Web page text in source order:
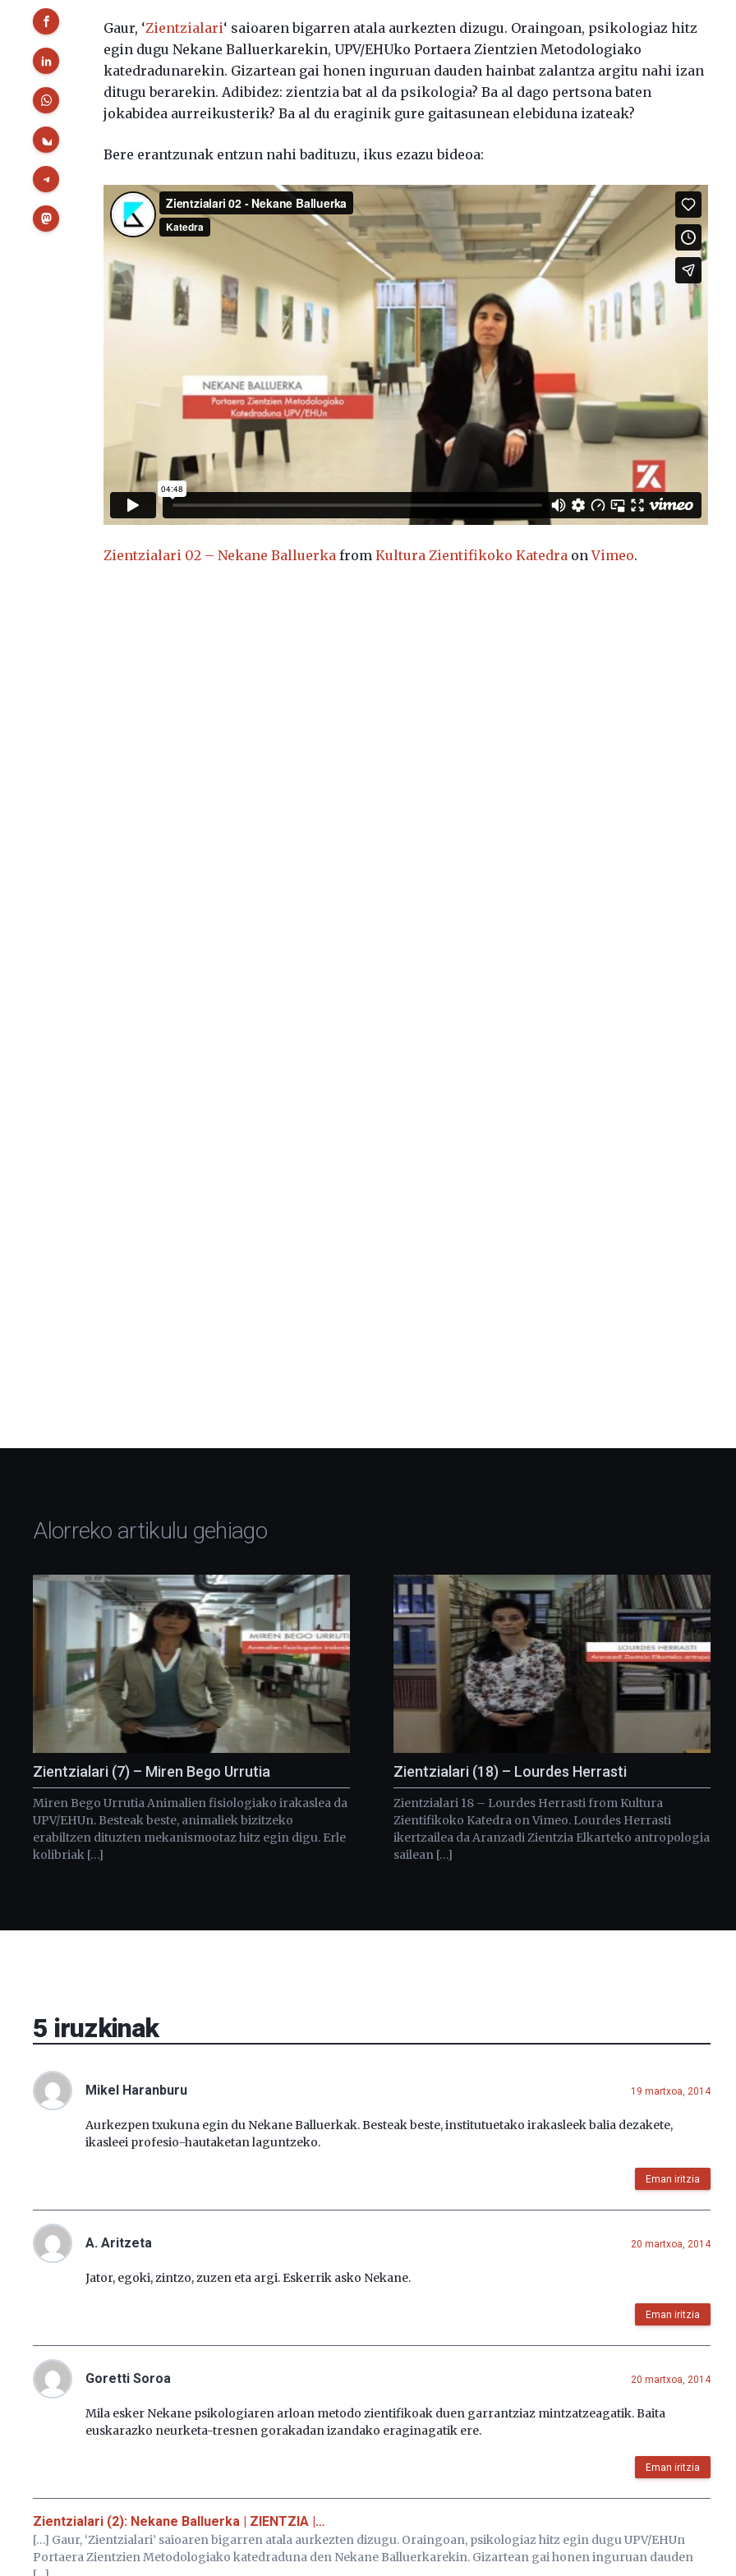
Gaur, ‘Zientzialari‘ saioaren bigarren atala aurkezten dizugu. Oraingoan, psikologiaz hitz
egin dugu Nekane Balluerkarekin, UPV/EHUko Portaera Zientzien Metodologiako
katedradunarekin. Gizartean gai honen inguruan dauden hainbat zalantza argitu nahi izan
ditugu berarekin. Adibidez: zientzia bat al da psikologia? Ba al dago pertsona baten
jokabidea aurreikusterik? Ba al du eraginik gure gaitasunean elebiduna izateak?
Bere erantzunak entzun nahi badituzu, ikus ezazu bideoa:
Zientzialari 02 – Nekane Balluerka fromKultura Zientifikoko Katedra onVimeo.
Alorreko artikulu gehiago
Zientzialari (7) – Miren Bego Urrutia
Miren Bego Urrutia Animalien fisiologiako irakaslea da
UPV/EHUn. Besteak beste, animaliek bizitzeko
erabiltzen dituzten mekanismootaz hitz egin digu. Erle
kolibriak […]
Zientzialari (18) – Lourdes Herrasti
Zientzialari 18 – Lourdes Herrasti from Kultura
Zientifikoko Katedra on Vimeo. Lourdes Herrasti
ikertzailea da Aranzadi Zientzia Elkarteko antropologia
sailean […]
5 iruzkinak
Mikel Haranburu 19 martxoa, 2014
Aurkezpen txukuna egin du Nekane Balluerkak. Besteak beste, institutuetako irakasleek balia dezakete,
ikasleei profesio-hautaketan laguntzeko.
Eman iritzia
A. Aritzeta 20 martxoa, 2014
Jator, egoki, zintzo, zuzen eta argi. Eskerrik asko Nekane.
Eman iritzia
Goretti Soroa 20 martxoa, 2014
Mila esker Nekane psikologiaren arloan metodo zientifikoak duen garrantziaz mintzatzeagatik. Baita
euskarazko neurketa-tresnen gorakadan izandako eraginagatik ere.
Eman iritzia
Zientzialari (2): Nekane Balluerka | ZIENTZIA |…
[…] Gaur, ‘Zientzialari’ saioaren bigarren atala aurkezten dizugu. Oraingoan, psikologiaz hitz egin dugu UPV/EHUn
Portaera Zientzien Metodologiako katedraduna den Nekane Balluerkarekin. Gizartean gai honen inguruan dauden